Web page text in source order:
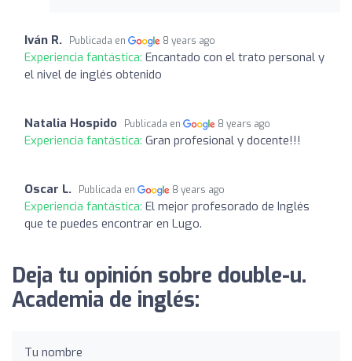
Iván R. Publicada en 8 years ago
Experiencia fantástica: Encantado con el trato personal y
el nivel de inglés obtenido
Natalia Hospido Publicada en 8 years ago
Experiencia fantástica: Gran profesional y docente!!!
Oscar L. Publicada en 8 years ago
Experiencia fantástica: El mejor profesorado de Inglés
que te puedes encontrar en Lugo.
Deja tu opinión sobre double-u.
Academia de inglés:
Tu nombre